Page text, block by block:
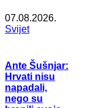
07.08.2026.
Svijet
Ante Šušnjar:
Hrvati nisu
napadali,
nego su